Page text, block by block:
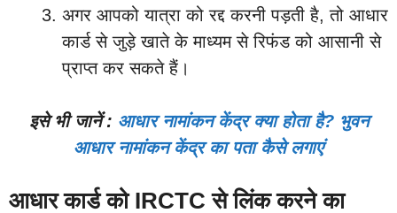
अगर आपको यात्रा को रद्द करनी पड़ती है, तो आधार
कार्ड से जुड़े खाते के माध्यम से रिफंड को आसानी से
प्राप्त कर सकते हैं।
इसे भी जानें : आधार नामांकन केंद्र क्या होता है? भुवन
आधार नामांकन केंद्र का पता कैसे लगाएं
आधार कार्ड को IRCTC से लिंक करने का